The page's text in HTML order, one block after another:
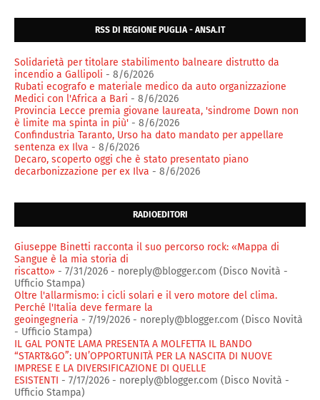
RSS DI REGIONE PUGLIA - ANSA.IT
Solidarietà per titolare stabilimento balneare distrutto da
incendio a Gallipoli - 8/6/2026
Rubati ecografo e materiale medico da auto organizzazione
Medici con l'Africa a Bari - 8/6/2026
Provincia Lecce premia giovane laureata, 'sindrome Down non
è limite ma spinta in più' - 8/6/2026
Confindustria Taranto, Urso ha dato mandato per appellare
sentenza ex Ilva - 8/6/2026
Decaro, scoperto oggi che è stato presentato piano
decarbonizzazione per ex Ilva - 8/6/2026
RADIOEDITORI
Giuseppe Binetti racconta il suo percorso rock: «Mappa di
Sangue è la mia storia di
riscatto» - 7/31/2026 - noreply@blogger.com (Disco Novità -
Ufficio Stampa)
Oltre l'allarmismo: i cicli solari e il vero motore del clima.
Perché l'Italia deve fermare la
geoingegneria - 7/19/2026 - noreply@blogger.com (Disco Novità
- Ufficio Stampa)
IL GAL PONTE LAMA PRESENTA A MOLFETTA IL BANDO
“START&GO”: UN’OPPORTUNITÀ PER LA NASCITA DI NUOVE
IMPRESE E LA DIVERSIFICAZIONE DI QUELLE
ESISTENTI - 7/17/2026 - noreply@blogger.com (Disco Novità -
Ufficio Stampa)